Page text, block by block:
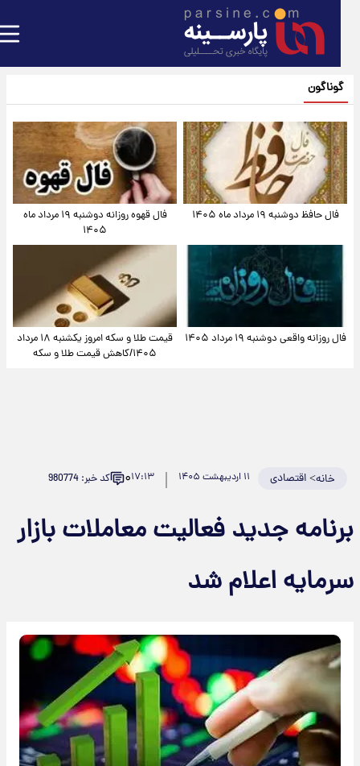
گوناگون
فال حافظ دوشنبه ۱۹ مرداد ماه ۱۴۰۵
فال قهوه روزانه دوشنبه ۱۹ مرداد ماه
۱۴۰۵
فال روزانه واقعی دوشنبه ۱۹ مرداد ۱۴۰۵
قیمت طلا و سکه امروز یکشنبه ۱۸ مرداد
۱۴۰۵/کاهش قیمت طلا و سکه
خانه>اقتصادی ۱۷:۱۳۰ کد خبر: 980774
جدید فعالیت معاملات بازار
اعلام شد